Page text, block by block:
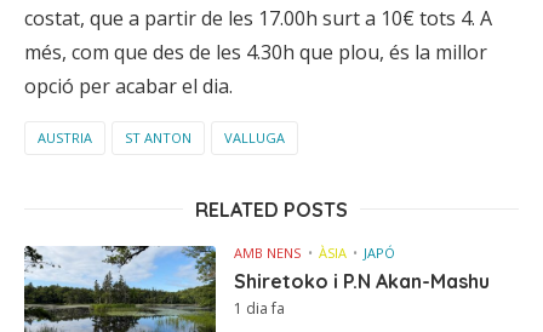
costat, que a partir de les 17.00h surt a 10€ tots 4. A
més, com que des de les 4.30h que plou, és la millor
opció per acabar el dia.
AUSTRIA ST ANTON VALLUGA
RELATED POSTS
AMB NENS ÀSIA JAPÓ
Shiretoko i P.N Akan-Mashu
1 dia fa